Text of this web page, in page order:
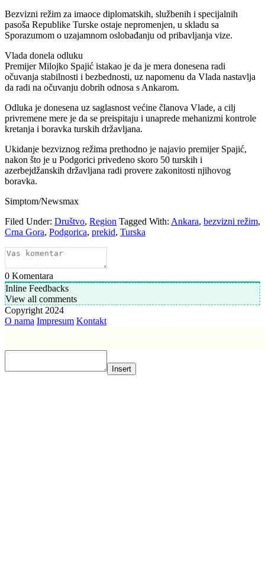
Bezvizni režim za imaoce diplomatskih, službenih i specijalnih
pasoša Republike Turske ostaje nepromenjen, u skladu sa
Sporazumom o uzajamnom oslobađanju od pribavljanja vize.
Vlada donela odluku
Premijer Milojko Spajić istakao je da je mera donesena radi
očuvanja stabilnosti i bezbednosti, uz napomenu da Vlada nastavlja
da radi na očuvanju dobrih odnosa s Ankarom.
Odluka je donesena uz saglasnost većine članova Vlade, a cilj
privremene mere je da se preispitaju i unaprede mehanizmi kontrole
kretanja i boravka turskih državljana.
Ukidanje bezviznog režima prethodno je najavio premijer Spajić,
nakon što je u Podgorici privedeno skoro 50 turskih i
azerbejdžanskih državljana radi provere zakonitosti njihovog
boravka.
Simptom/Newsmax
Filed Under: Društvo, Region Tagged With: Ankara, bezvizni režim,
Crna Gora, Podgorica, prekid, Turska
0 Komentara
Inline Feedbacks
View all comments
Copyright 2024
O nama Impresum Kontakt
Insert